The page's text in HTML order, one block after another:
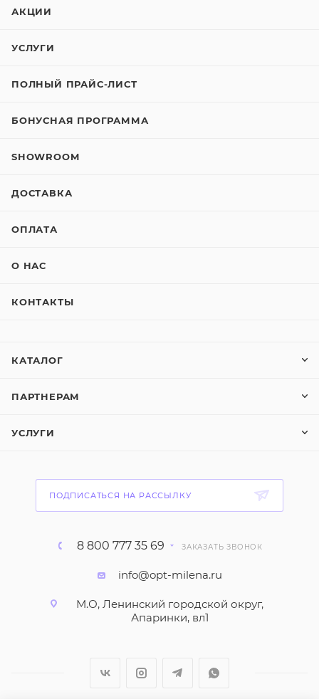
АКЦИИ
УСЛУГИ
ПОЛНЫЙ ПРАЙС-ЛИСТ
БОНУСНАЯ ПРОГРАММА
SHOWROOM
ДОСТАВКА
ОПЛАТА
О НАС
КОНТАКТЫ
КАТАЛОГ
ПАРТНЕРАМ
УСЛУГИ
ПОДПИСАТЬСЯ НА РАССЫЛКУ
8 800 777 35 69 ЗАКАЗАТЬ ЗВОНОК
info@opt-milena.ru
М.О, Ленинский городской округ,
Апаринки, вл1